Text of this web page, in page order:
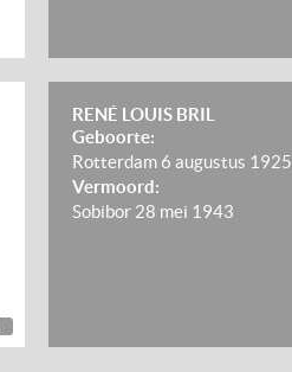
RENÉ LOUIS BRIL
Geboorte:
Rotterdam 6 augustus 1925
Vermoord:
Sobibor 28 mei 1943